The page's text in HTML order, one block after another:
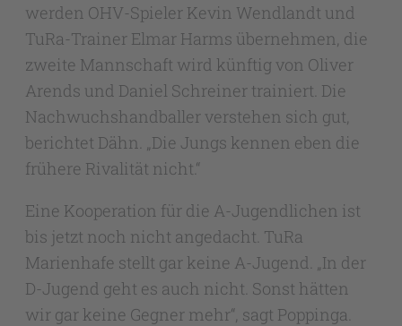
werden OHV-Spieler Kevin Wendlandt und
TuRa-Trainer Elmar Harms übernehmen, die
zweite Mannschaft wird künftig von Oliver
Arends und Daniel Schreiner trainiert. Die
Nachwuchshandballer verstehen sich gut,
berichtet Dähn. „Die Jungs kennen eben die
frühere Rivalität nicht.“
Eine Kooperation für die A-Jugendlichen ist
bis jetzt noch nicht angedacht. TuRa
Marienhafe stellt gar keine A-Jugend. „In der
D-Jugend geht es auch nicht. Sonst hätten
wir gar keine Gegner mehr“, sagt Poppinga.